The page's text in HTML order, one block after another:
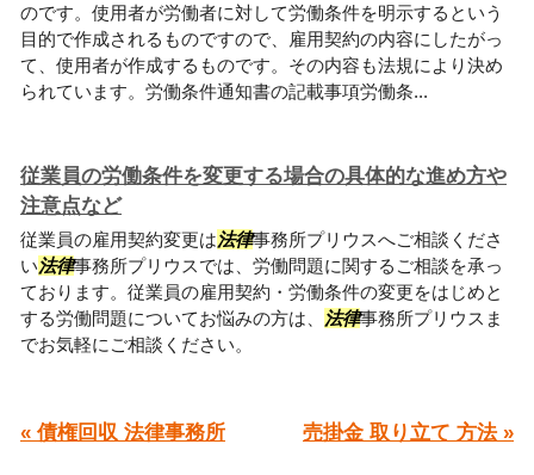
のです。使用者が労働者に対して労働条件を明示するという
目的で作成されるものですので、雇用契約の内容にしたがっ
て、使用者が作成するものです。その内容も法規により決め
られています。労働条件通知書の記載事項労働条...
従業員の労働条件を変更する場合の具体的な進め方や
注意点など
従業員の雇用契約変更は法律事務所プリウスへご相談くださ
い法律事務所プリウスでは、労働問題に関するご相談を承っ
ております。従業員の雇用契約・労働条件の変更をはじめと
する労働問題についてお悩みの方は、 法律事務所プリウスま
でお気軽にご相談ください。
« 債権回収 法律事務所 売掛金 取り立て 方法 »